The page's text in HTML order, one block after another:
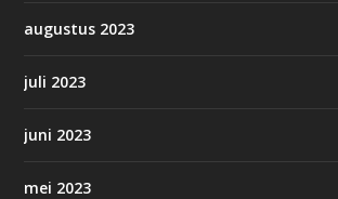
augustus 2023
juli 2023
juni 2023
mei 2023